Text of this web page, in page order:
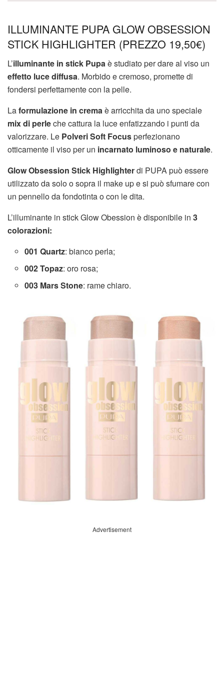
ILLUMINANTE PUPA GLOW OBSESSION
STICK HIGHLIGHTER (PREZZO 19,50€)
L’illuminante in stick Pupaè studiato per dare al viso un
effetto luce diffusa. Morbido e cremoso, promette di
fondersi perfettamente con la pelle.
Laformulazione in cremaè arricchita da uno speciale
mix di perleche cattura la luce enfatizzando i punti da
valorizzare. Le Polveri Soft Focusperfezionano
otticamente il viso per un incarnato luminoso e naturale.
Glow Obsession Stick Highlighterdi PUPA può essere
utilizzato da solo o sopra il make up e si può sfumare con
un pennello da fondotinta o con le dita.
L’illuminante in stick Glow Obession è disponibile in 3
colorazioni:
001 Quartz: bianco perla;
002 Topaz: oro rosa;
003 Mars Stone: rame chiaro.
Advertisement